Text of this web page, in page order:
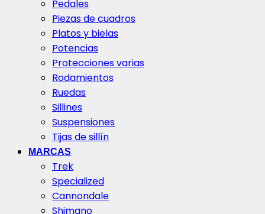
Pedales
Piezas de cuadros
Platos y bielas
Potencias
Protecciones varias
Rodamientos
Ruedas
Sillines
Suspensiones
Tijas de sillín
MARCAS
Trek
Specialized
Cannondale
Shimano